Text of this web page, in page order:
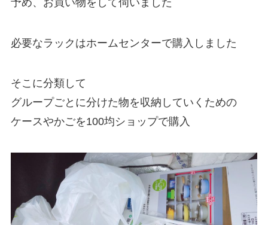
必要なラックはホームセンターで購入しました
そこに分類して
グループごとに分けた物を収納していくための
ケースやかごを100均ショップで購入